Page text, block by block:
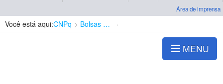
Área de imprensa
Você está aqui:CNPq Bolsas e Auxílios Vigentes
MENU